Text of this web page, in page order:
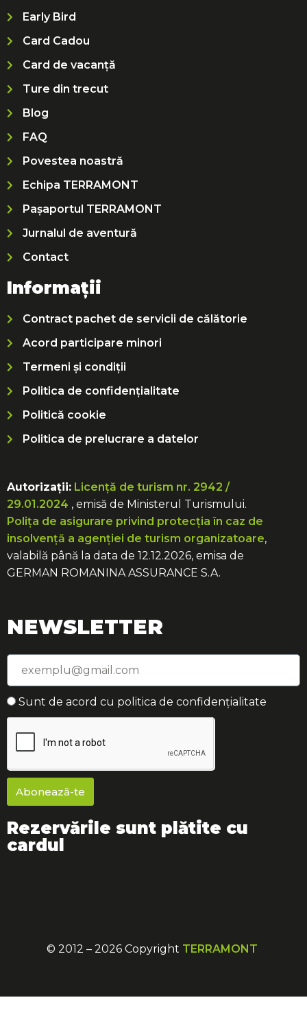
Early Bird
Card Cadou
Card de vacanță
Ture din trecut
Blog
FAQ
Povestea noastră
Echipa TERRAMONT
Pașaportul TERRAMONT
Jurnalul de aventură
Contact
Informații
Contract pachet de servicii de călătorie
Acord participare minori
Termeni și condiții
Politica de confidențialitate
Politică cookie
Politica de prelucrare a datelor
Autorizații: Licență de turism nr. 2942 /
29.01.2024 , emisă de Ministerul Turismului.
Polița de asigurare privind protecția în caz de
insolvență a agenției de turism organizatoare,
valabilă până la data de 12.12.2026, emisa de
GERMAN ROMANINA ASSURANCE S.A.
NEWSLETTER
Sunt de acord cu politica de confidențialitate
Abonează-te
Rezervările sunt plătite cu
cardul
© 2012 – 2026 Copyright TERRAMONT